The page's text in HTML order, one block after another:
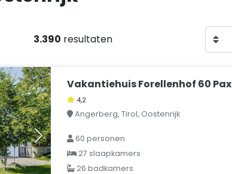
3.390 resultaten
Vakantiehuis Forellenhof 60 Pax
4,2
Angerberg, Tirol, Oostenrijk
60 personen
27 slaapkamers
26 badkamers